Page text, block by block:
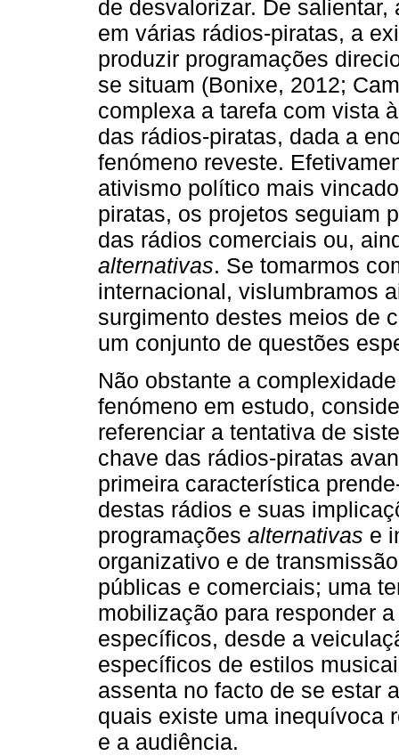
de desvalorizar. De
em várias rádios-piratas, a
produzir programações
se situam (Bonixe, 2012;
complexa a tarefa com vista
das rádios-piratas, dada a
fenómeno reveste.
ativismo político mais
piratas, os projetos seguiam
das rádios comerciais ou,
alternativas. Se tomarmos
internacional, vislumbramos
surgimento destes meios de
um conjunto de questões
Não obstante a
fenómeno em estudo,
referenciar a tentativa de
chave das rádios-piratas
primeira característica
destas rádios e suas
programações alternativas e
organizativo e de
públicas e comerciais; uma
mobilização para responder
específicos, desde a
específicos de estilos
assenta no facto de se estar
quais existe uma inequívoca
e a audiência.